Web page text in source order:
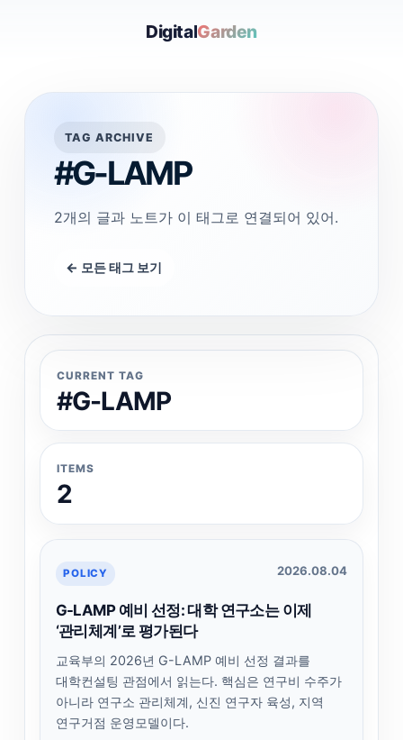
DigitalGarden
TAG ARCHIVE
#G-LAMP
2개의 글과 노트가 이 태그로 연결되어 있어.
← 모든 태그 보기
CURRENT TAG
#G-LAMP
ITEMS
2
POLICY 2026.08.04
G-LAMP 예비 선정: 대학 연구소는 이제
‘관리체계’로 평가된다
교육부의 2026년 G-LAMP 예비 선정 결과를
대학컨설팅 관점에서 읽는다. 핵심은 연구비 수주가
아니라 연구소 관리체계, 신진 연구자 육성, 지역
연구거점 운영모델이다.